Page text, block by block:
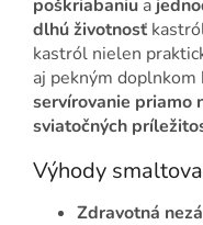
poškriabaniu a
dlhú životnosť
kastról nielen
aj pekným doplnkom
servírovanie priamo
sviatočných
Výhody
Zdravotná